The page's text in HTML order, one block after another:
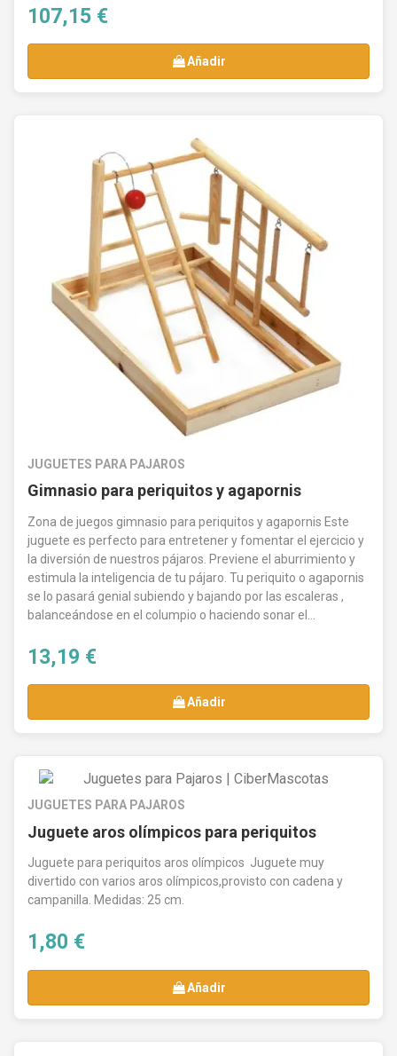
107,15 €
Añadir
JUGUETES PARA PAJAROS
Gimnasio para periquitos y agapornis
Zona de juegos gimnasio para periquitos y agapornis Este
juguete es perfecto para entretener y fomentar el ejercicio y
la diversión de nuestros pájaros. Previene el aburrimiento y
estimula la inteligencia de tu pájaro. Tu periquito o agapornis
se lo pasará genial subiendo y bajando por las escaleras ,
balanceándose en el columpio o haciendo sonar el...
13,19 €
Añadir
JUGUETES PARA PAJAROS
Juguete aros olímpicos para periquitos
Juguete para periquitos aros olímpicos Juguete muy
divertido con varios aros olímpicos,provisto con cadena y
campanilla. Medidas: 25 cm.
1,80 €
Añadir